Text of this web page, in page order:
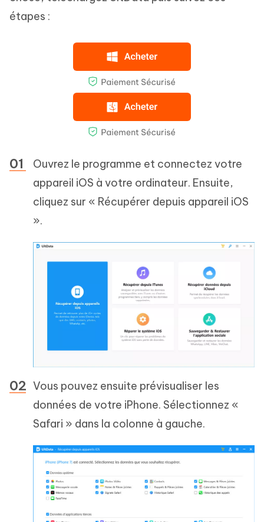
étapes :
Ouvrez le programme et connectez votre
appareil iOS à votre ordinateur. Ensuite,
cliquez sur « Récupérer depuis appareil iOS
».
Vous pouvez ensuite prévisualiser les
données de votre iPhone. Sélectionnez «
Safari » dans la colonne à gauche.